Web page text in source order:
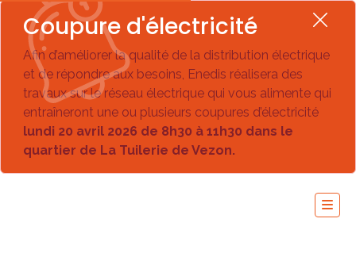
Coupure d'électricité
Afin d’améliorer la qualité de la distribution électrique
et de répondre aux besoins, Enedis réalisera des
travaux sur le réseau électrique qui vous alimente qui
entraîneront une ou plusieurs coupures d’électricité
lundi 20 avril 2026 de 8h30 à 11h30 dans le
quartier de La Tuilerie de Vezon.